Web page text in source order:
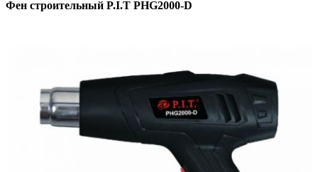
Фен строительный P.I.T РHG2000-D